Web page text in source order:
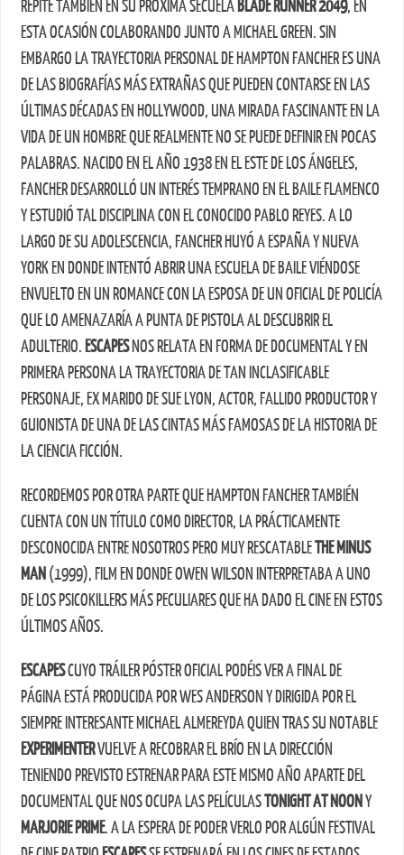
REPITE TAMBIÉN EN SU PRÓXIMA SECUELA BLADE RUNNER 2049, EN
ESTA OCASIÓN COLABORANDO JUNTO A MICHAEL GREEN. SIN
EMBARGO LA TRAYECTORIA PERSONAL DE HAMPTON FANCHER ES UNA
DE LAS BIOGRAFÍAS MÁS EXTRAÑAS QUE PUEDEN CONTARSE EN LAS
ÚLTIMAS DÉCADAS EN HOLLYWOOD, UNA MIRADA FASCINANTE EN LA
VIDA DE UN HOMBRE QUE REALMENTE NO SE PUEDE DEFINIR EN POCAS
PALABRAS. NACIDO EN EL AÑO 1938 EN EL ESTE DE LOS ÁNGELES,
FANCHER DESARROLLÓ UN INTERÉS TEMPRANO EN EL BAILE FLAMENCO
Y ESTUDIÓ TAL DISCIPLINA CON EL CONOCIDO PABLO REYES. A LO
LARGO DE SU ADOLESCENCIA, FANCHER HUYÓ A ESPAÑA Y NUEVA
YORK EN DONDE INTENTÓ ABRIR UNA ESCUELA DE BAILE VIÉNDOSE
ENVUELTO EN UN ROMANCE CON LA ESPOSA DE UN OFICIAL DE POLICÍA
QUE LO AMENAZARÍA A PUNTA DE PISTOLA AL DESCUBRIR EL
ADULTERIO. ESCAPESNOS RELATA EN FORMA DE DOCUMENTAL Y EN
PRIMERA PERSONA LA TRAYECTORIA DE TAN INCLASIFICABLE
PERSONAJE, EX MARIDO DE SUE LYON, ACTOR, FALLIDO PRODUCTOR Y
GUIONISTA DE UNA DE LAS CINTAS MÁS FAMOSAS DE LA HISTORIA DE
LA CIENCIA FICCIÓN.
RECORDEMOS POR OTRA PARTE QUE HAMPTON FANCHER TAMBIÉN
CUENTA CON UN TÍTULO COMO DIRECTOR, LA PRÁCTICAMENTE
DESCONOCIDA ENTRE NOSOTROS PERO MUY RESCATABLETHE MINUS
MAN (1999), FILM EN DONDE OWEN WILSON INTERPRETABA A UNO
DE LOS PSICOKILLERS MÁS PECULIARES QUE HA DADO EL CINE EN ESTOS
ÚLTIMOS AÑOS.
ESCAPESCUYO TRÁILER PÓSTER OFICIAL PODÉIS VER A FINAL DE
PÁGINA ESTÁ PRODUCIDA POR WES ANDERSON Y DIRIGIDA POR EL
SIEMPRE INTERESANTE MICHAEL ALMEREYDA QUIEN TRAS SU NOTABLE
EXPERIMENTERVUELVE A RECOBRAR EL BRÍO EN LA DIRECCIÓN
TENIENDO PREVISTO ESTRENAR PARA ESTE MISMO AÑO APARTE DEL
DOCUMENTAL QUE NOS OCUPA LAS PELÍCULASTONIGHT AT NOON Y
MARJORIE PRIME. A LA ESPERA DE PODER VERLO POR ALGÚN FESTIVAL